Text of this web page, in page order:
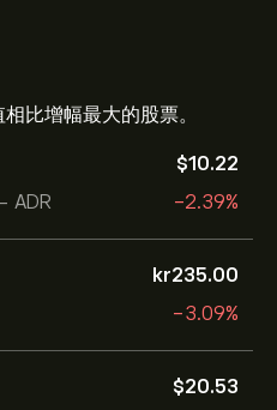
比增幅最大的股票。
ADR
‎$‎10.22
-2.39%
‎kr‎235.00
-3.09%
‎$‎20.53